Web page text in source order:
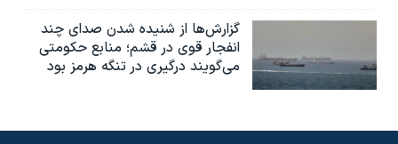
گزارش‌ها از شنیده شدن صدای چند
انفجار قوی در قشم؛ منابع حکومتی
می‌گویند درگیری در تنگه هرمز بود